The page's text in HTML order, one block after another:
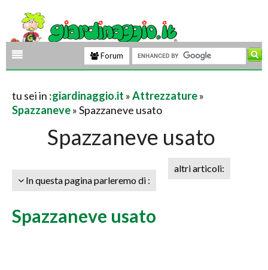
Forum
tu sei in :giardinaggio.it »Attrezzature»
Spazzaneve» Spazzaneve usato
Spazzaneve usato
In questa pagina parleremo di :
altri articoli:
Spazzaneve usato